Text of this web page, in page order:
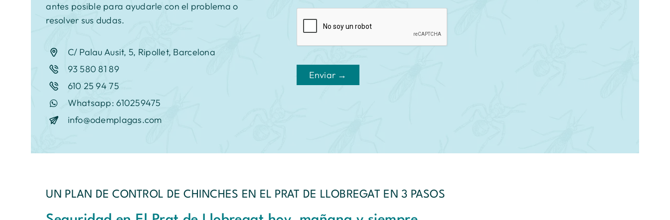
antes posible para ayudarle con el problema o
resolver sus dudas.
C/ Palau Ausit, 5, Ripollet, Barcelona
93 580 81 89
610 25 94 75
Whatsapp: 610259475
info@odemplagas.com
Enviar →
UN PLAN DE CONTROL DE CHINCHES EN EL PRAT DE LLOBREGAT EN 3 PASOS